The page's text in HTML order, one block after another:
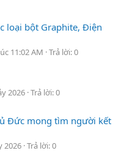
loại bột Graphite, Điện
11:02 AM Trả lời: 0
2026 Trả lời: 0
Đức mong tìm người kết
2026 Trả lời: 0